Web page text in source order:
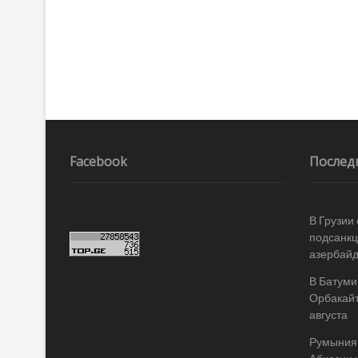
Facebook
В
В
августа
Румыния